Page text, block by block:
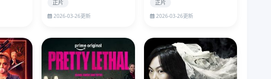
正片
2026-03-26更新
正片
2026-03-26更新